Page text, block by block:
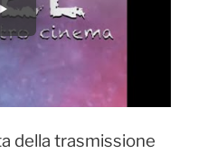
della trasmissione